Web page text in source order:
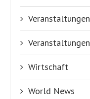
Veranstaltungen
Veranstaltungen
Wirtschaft
World News